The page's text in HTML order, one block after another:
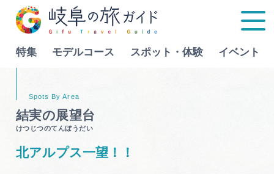
特集 モデルコース スポット・体験 イベント
Language
結実の展望台
けつじつのてんぼうだい
北アルプス一望！！